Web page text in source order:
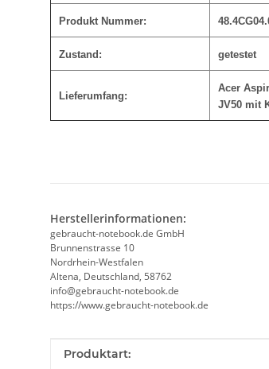
Produkt Nummer:
Zustand: getestet
Lieferumfang:
Acer
JV50 mit
Herstellerinformationen:
gebraucht-notebook.de GmbH
Brunnenstrasse 10
Nordrhein-Westfalen
Altena, Deutschland, 58762
info@gebraucht-notebook.de
https://www.gebraucht-notebook.de
Produkteigenschaft
Wert
Produktart: